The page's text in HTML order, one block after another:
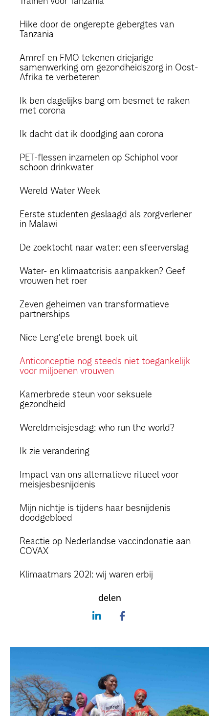
Hike door de ongerepte gebergtes van
Tanzania
Amref en FMO tekenen driejarige
samenwerking om gezondheidszorg in Oost-
Afrika te verbeteren
Ik ben dagelijks bang om besmet te raken
met corona
Ik dacht dat ik doodging aan corona
PET-flessen inzamelen op Schiphol voor
schoon drinkwater
Wereld Water Week
Eerste studenten geslaagd als zorgverlener
in Malawi
De zoektocht naar water: een sfeerverslag
Water- en klimaatcrisis aanpakken? Geef
vrouwen het roer
Zeven geheimen van transformatieve
partnerships
Nice Leng'ete brengt boek uit
Anticonceptie nog steeds niet toegankelijk
voor miljoenen vrouwen
Kamerbrede steun voor seksuele
gezondheid
Wereldmeisjesdag: who run the world?
Ik zie verandering
Impact van ons alternatieve ritueel voor
meisjesbesnijdenis
Mijn nichtje is tijdens haar besnijdenis
doodgebloed
Reactie op Nederlandse vaccindonatie aan
COVAX
Klimaatmars 2021: wij waren erbij
delen